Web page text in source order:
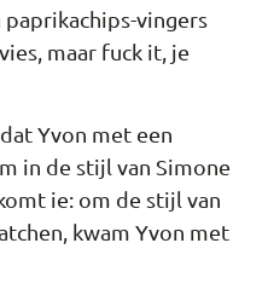
paprikachips-vingers
maar fuck it, je
Yvon met een
in de stijl van Simone
ie: om de stijl van
kwam Yvon met